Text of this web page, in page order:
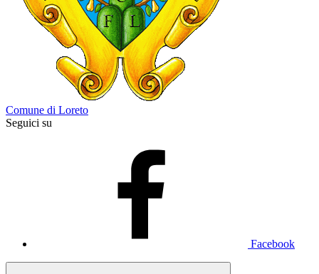
Comune di Loreto
Seguici su
Facebook